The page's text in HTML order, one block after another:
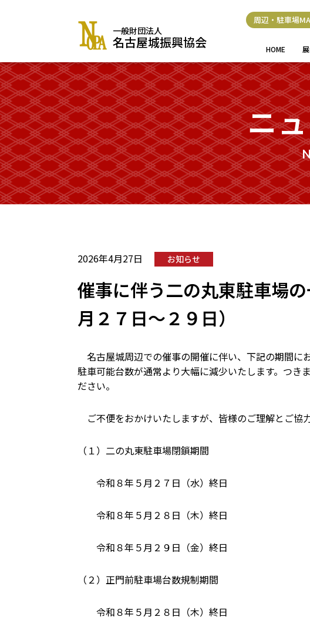
ツ
に
ス
キ
ッ
プ
一般財団法人
名古屋城振興協会
周辺・駐車場
HOME
ニ
2026年4月27日 お知らせ
催事に伴う二の丸東駐車場
月２７日～２９日）
名古屋城周辺での催事の開催に伴い、下記の期間に
駐車可能台数が通常より大幅に減少いたします。つき
ださい。
ご不便をおかけいたしますが、皆様のご理解とご協
（１）二の丸東駐車場閉鎖期間
令和８年５月２７日（水）終日
令和８年５月２８日（木）終日
令和８年５月２９日（金）終日
（２）正門前駐車場台数規制期間
令和８年５月２８日（木）終日